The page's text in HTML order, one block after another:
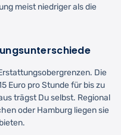
meist niedriger als die
Die
Euro pro Stunde für bis zu
trägst Du selbst. Regional
oder Hamburg liegen sie